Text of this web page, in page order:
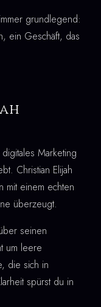
grundlegend:
ein Geschäft, das
Marketing
Christian Elijah
mit einem echten
überzeugt.
seinen
um leere
die sich in
spürst du in